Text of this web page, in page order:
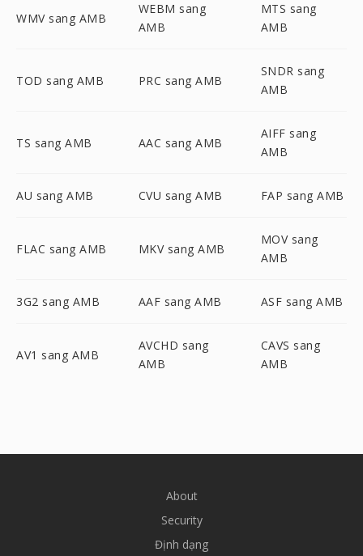
WMV sang AMB
WEBM sang
AMB
MTS sang
AMB
TOD sang AMB PRC sang AMB
SNDR sang
AMB
TS sang AMB AAC sang AMB
AIFF sang
AMB
AU sang AMB CVU sang AMB FAP sang AMB
FLAC sang AMB MKV sang AMB
MOV sang
AMB
3G2 sang AMB AAF sang AMB ASF sang AMB
AV1 sang AMB
AVCHD sang
AMB
CAVS sang
AMB
About
Security
Định dạng